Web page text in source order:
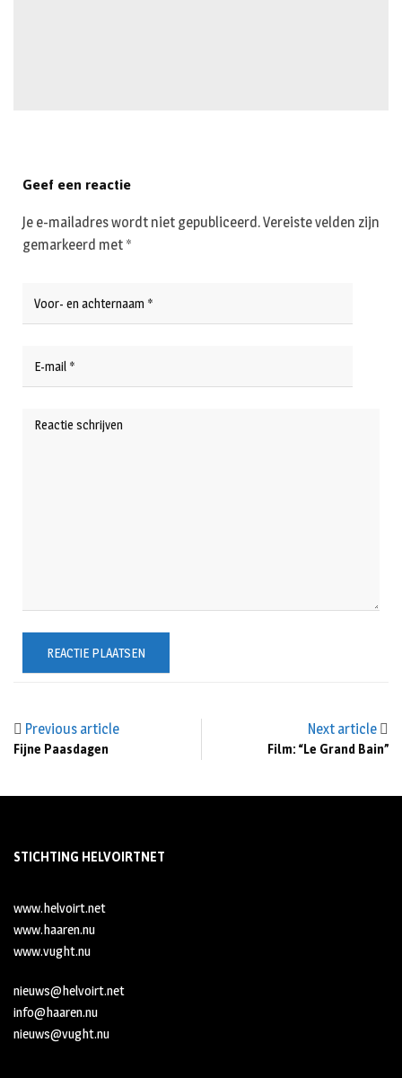
Previous article
Fijne Paasdagen
Next article
Film: “Le Grand Bain”
Geef een reactie
Je e-mailadres wordt niet gepubliceerd.Vereiste velden zijn
gemarkeerd met *
STICHTING HELVOIRTNET
www.helvoirt.net
www.haaren.nu
www.vught.nu
nieuws@helvoirt.net
info@haaren.nu
nieuws@vught.nu